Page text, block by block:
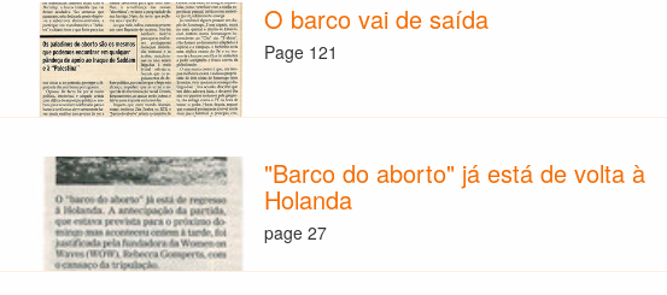
O barco vai de saída
Page 121
"Barco do aborto" já está de volta à
Holanda
page 27